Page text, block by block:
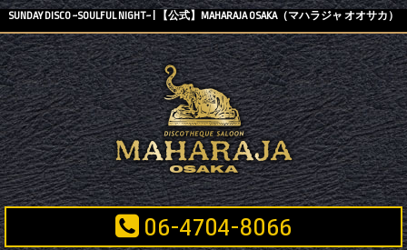
SUNDAY DISCO ~SOULFUL NIGHT~ | 【公式】MAHARAJA OSAKA（マハラジャ オオサカ）
06-4704-8066